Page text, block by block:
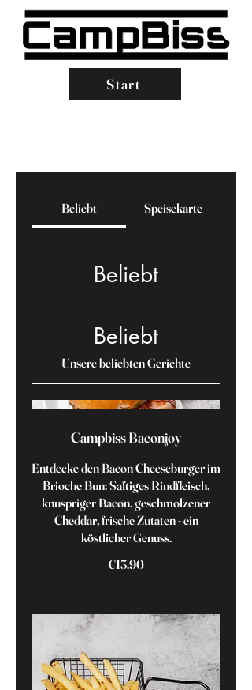
Start
Beliebt Speisekarte
Beliebt
Beliebt
Unsere beliebten Gerichte
Campbiss Baconjoy
Entdecke den Bacon Cheeseburger im
Brioche Bun: Saftiges Rindfleisch,
knuspriger Bacon, geschmolzener
Cheddar, frische Zutaten - ein
köstlicher Genuss.
€13.90